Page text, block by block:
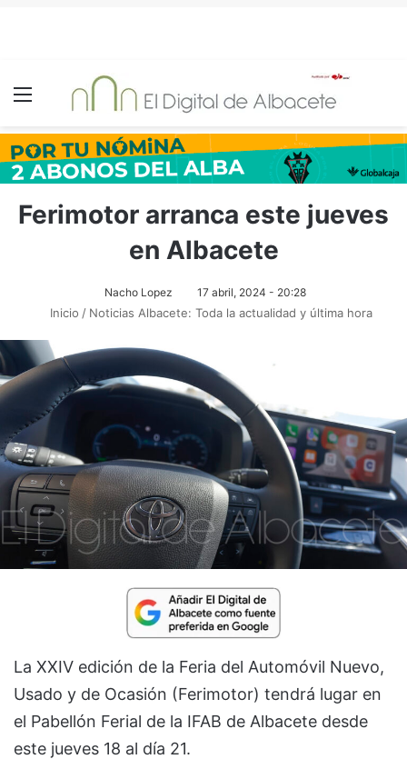
Menú
Ferimotor arranca este jueves
en Albacete
Nacho Lopez 17 abril, 2024 - 20:28
Inicio / Noticias Albacete: Toda la actualidad y última hora
La XXIV edición de la Feria del Automóvil Nuevo,
Usado y de Ocasión (Ferimotor) tendrá lugar en
el Pabellón Ferial de la IFAB de Albacete desde
este jueves 18 al día 21.